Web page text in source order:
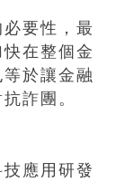
要性，最
在整個金
於讓金融
詐團。
應用研發